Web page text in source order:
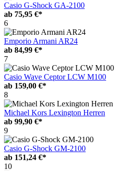
Casio G-Shock GA-2100
ab 75,95 €*
6
Emporio Armani AR24
ab 84,99 €*
7
Casio Wave Ceptor LCW M100
ab 159,00 €*
8
Michael Kors Lexington Herren
ab 99,90 €*
9
Casio G-Shock GM-2100
ab 151,24 €*
10